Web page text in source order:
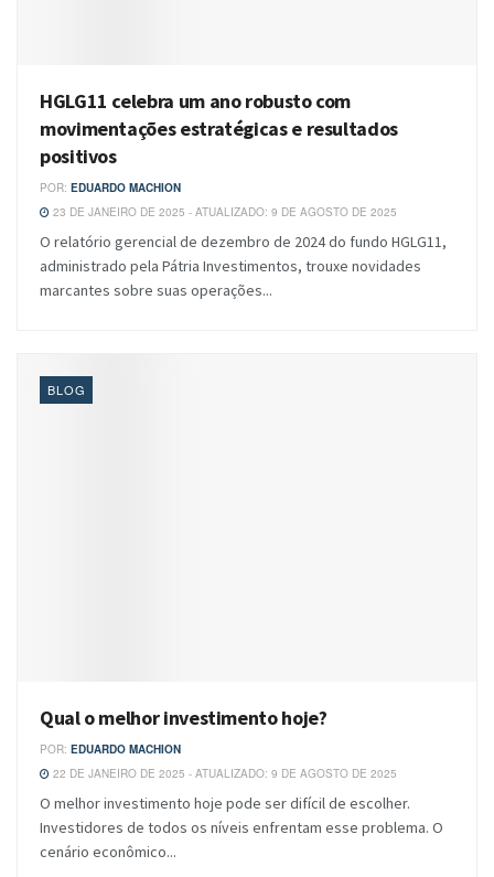
HGLG11 celebra um ano robusto com
movimentações estratégicas e resultados
positivos
POR: EDUARDO MACHION
23 DE JANEIRO DE 2025 - ATUALIZADO: 9 DE AGOSTO DE 2025
O relatório gerencial de dezembro de 2024 do fundo HGLG11,
administrado pela Pátria Investimentos, trouxe novidades
marcantes sobre suas operações...
BLOG
Qual o melhor investimento hoje?
POR: EDUARDO MACHION
22 DE JANEIRO DE 2025 - ATUALIZADO: 9 DE AGOSTO DE 2025
O melhor investimento hoje pode ser difícil de escolher.
Investidores de todos os níveis enfrentam esse problema. O
cenário econômico...